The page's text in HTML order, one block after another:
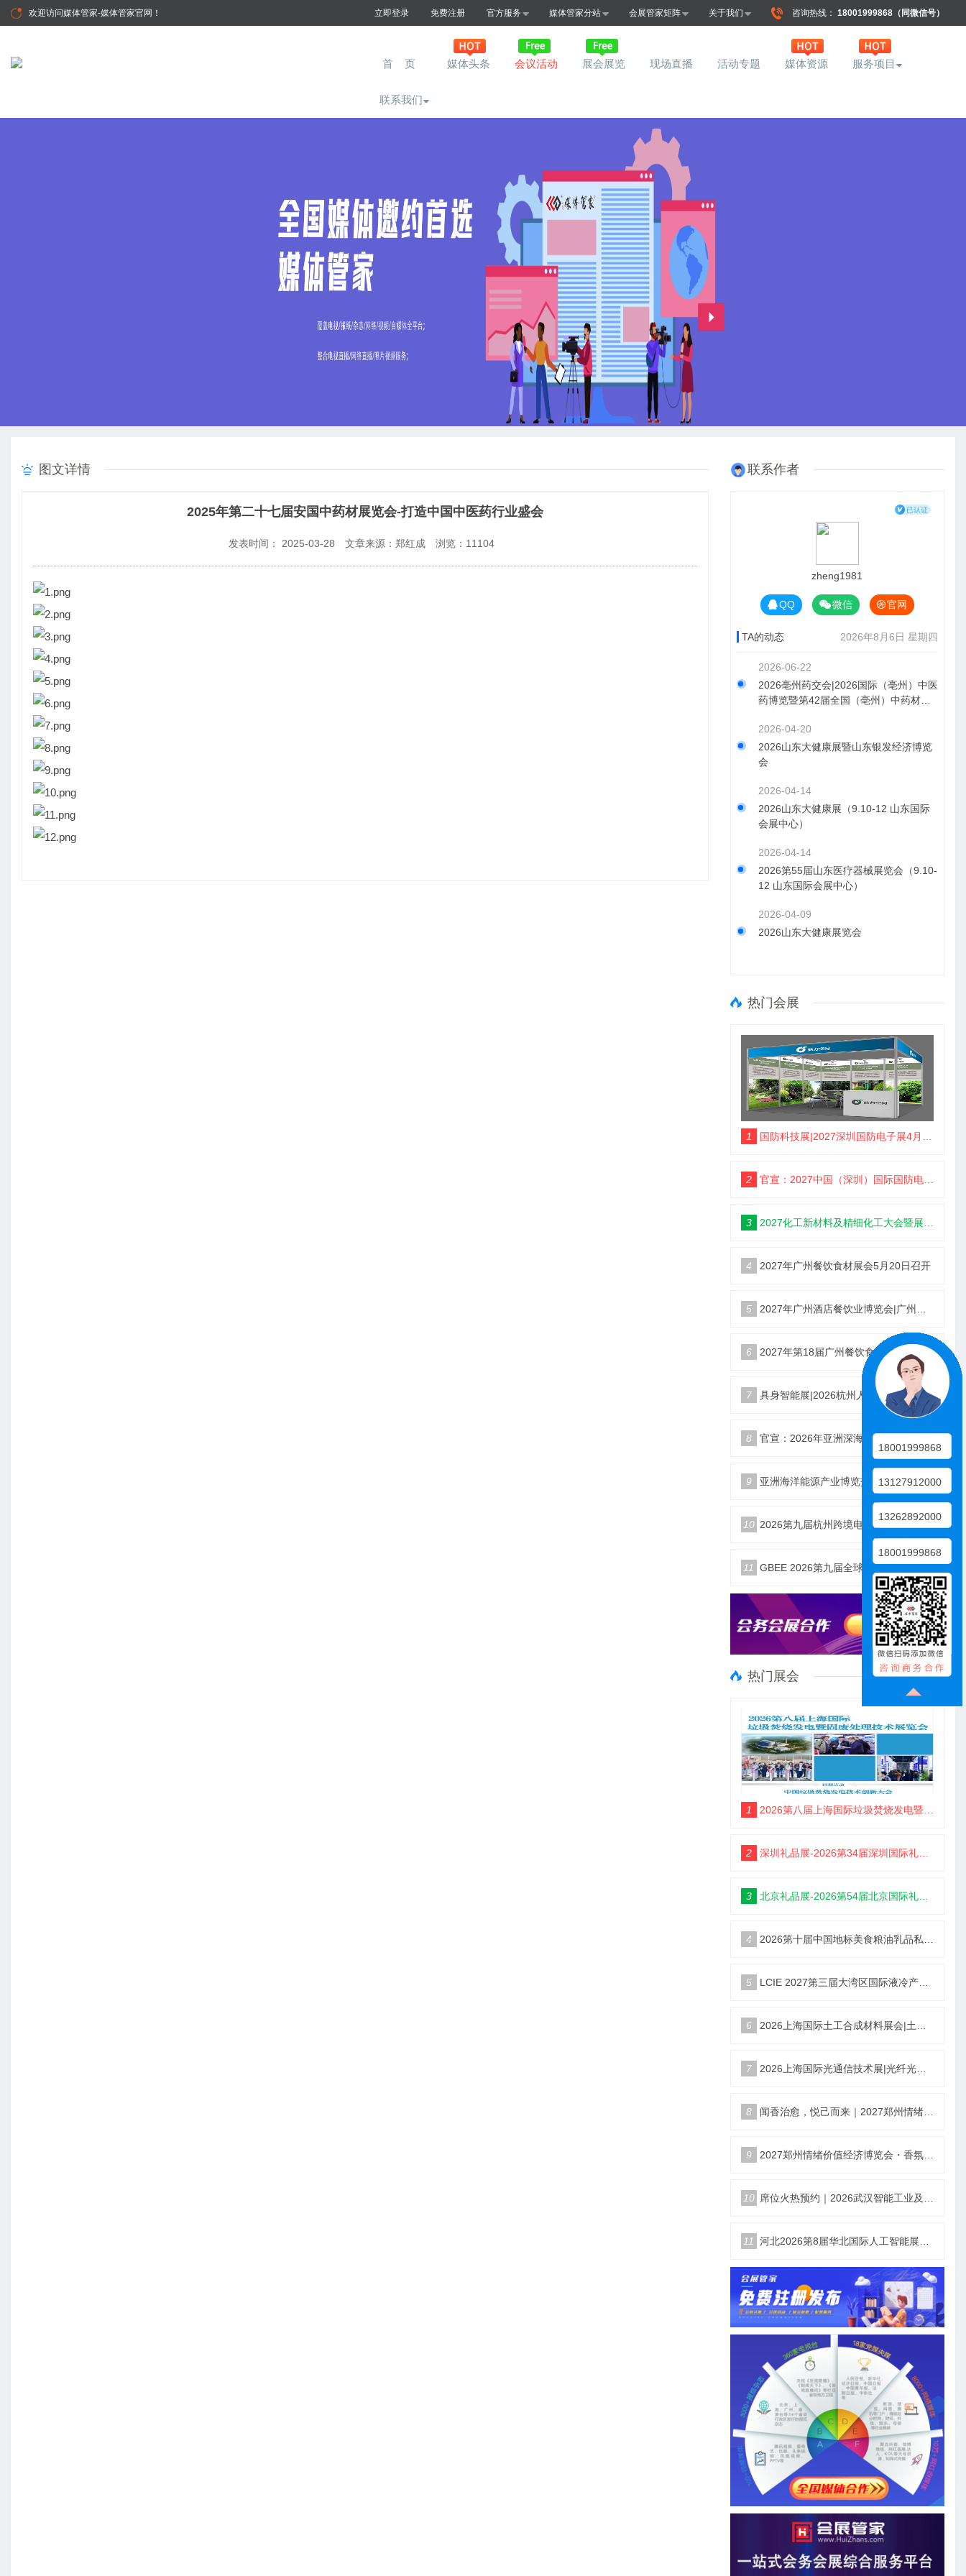
欢迎访问媒体管家-媒体管家官网 ！ 立即登录 免费注册 官方服务 媒体管家分站 会展管家矩阵 关于我们 咨询热线： 18001999868（同微信号）
首 页 媒体头条 会议活动 展会展览 现场直播 活动专题 媒体资源 服务项目
联系我们
图文详情
2025年第二十七届安国中药材展览会-打造中国中医药行业盛会
发表时间： 2025-03-28 文章来源：郑红成 浏览： 11104
联系作者
zheng1981
QQ 微信 官网
TA的动态 2026年8月6日 星期四
2026-06-22
2026亳州药交会|2026国际（亳州）中医
药博览暨第42届全国（亳州）中药材交
2026-04-20
2026山东大健康展暨山东银发经济博览
会
2026-04-14
2026山东大健康展（9.10-12 山东国际
会展中心）
2026-04-14
2026第55届山东医疗器械展览会（9.10-
12 山东国际会展中心）
2026-04-09
2026山东大健康展览会
热门会展
1 国防科技展|2027深圳国防电子展4月9日启幕
2 官宣：2027中国（深圳）国际国防电子博览会
3 2027化工新材料及精细化工大会暨展览会定档苏州
4 2027年广州餐饮食材展会5月20日召开
5 2027年广州酒店餐饮业博览会|广州餐博会
6 2027年第18届广州餐饮食材展览会
7 具身智能展|2026杭州人形机器人展|仿生机器人展5月启幕
8 官宣：2026年亚洲深海开发与海底作业装备博览交易会
9 亚洲海洋能源产业博览交易会2026年12月18日举办
10 2026第九届杭州跨境电商生态展10月25日启幕
11 GBEE 2026第九届全球（杭州）跨境电商生态博览会
热门展会
1 2026第八届上海国际垃圾焚烧发电暨固废处理技术展览会
2 深圳礼品展-2026第34届深圳国际礼品及家居用品展览会
3 北京礼品展-2026第54届北京国际礼品、赠品及家庭用品展览会
4 2026第十届中国地标美食粮油乳品私域新渠道团长大会
5 LCIE 2027第三届大湾区国际液冷产业大会暨展览会（深圳）
6 2026上海国际土工合成材料展会|土工膜、土工布展|土工合成材料仪器、设备展览会
7 2026上海国际光通信技术展|光纤光缆、光模块展|光通信设备展览会
8 闻香治愈，悦己而来｜2027郑州情绪价值经济博览会香氛产业馆
9 2027郑州情绪价值经济博览会・香氛产业馆
10 席位火热预约｜2026武汉智能工业及自动化展9月22日盛大开幕
11 河北2026第8届华北国际人工智能展览会
18001999868
13127912000
13262892000
18001999868